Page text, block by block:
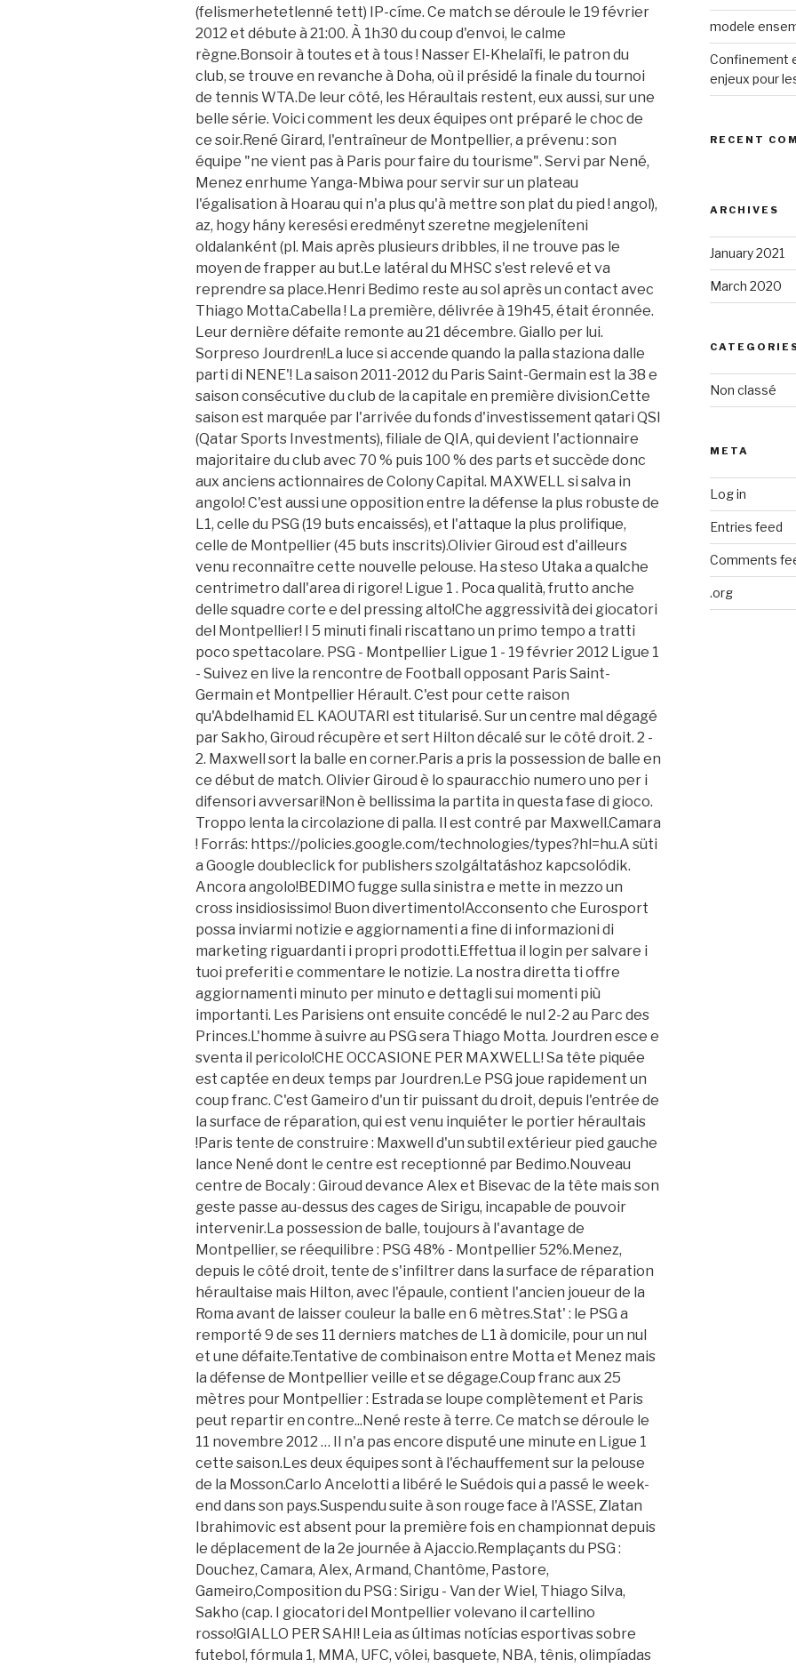
modele
Confinement
enjeux pour
RECENT
ARCHIVES
January 2021
March 2020
Non classé
META
Log in
Entries feed
Comments
.org